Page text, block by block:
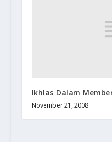
Ikhlas Dalam
November 21, 2008